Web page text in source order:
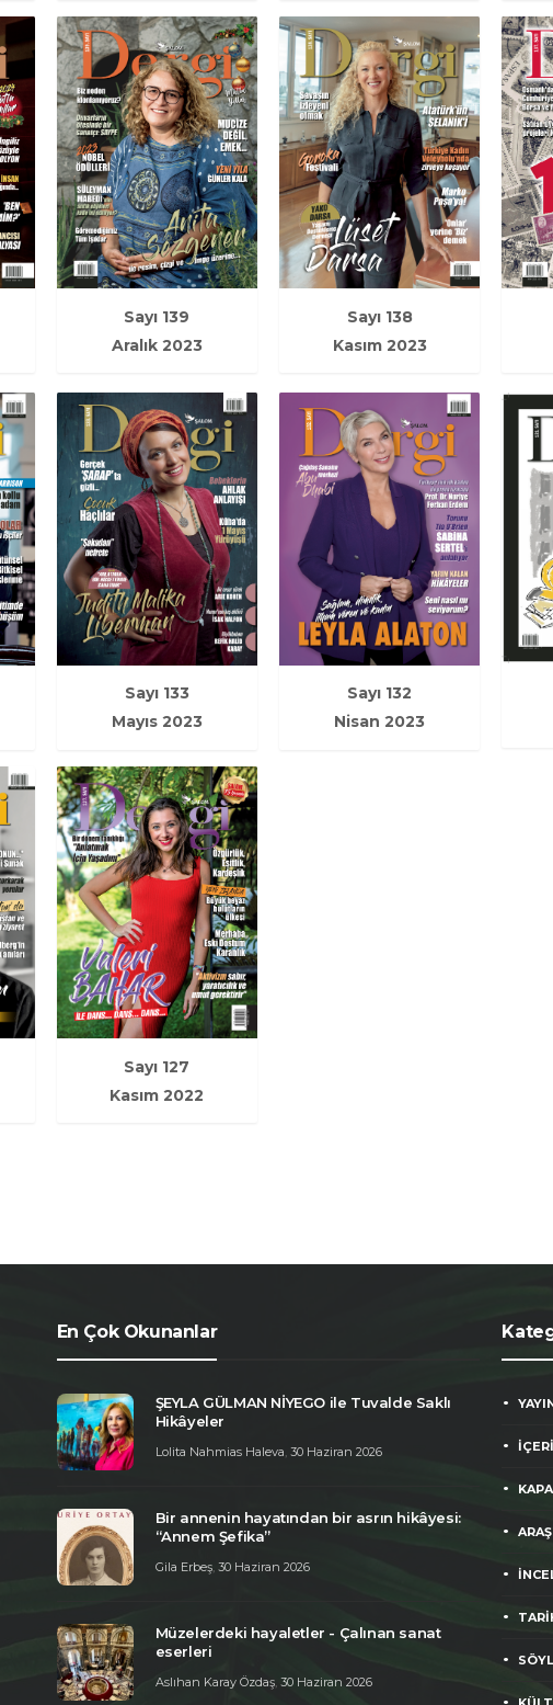
Sayı 139
Aralık 2023
Sayı 138
Kasım 2023
Sayı 133
Mayıs 2023
Sayı 132
Nisan 2023
Sayı 127
Kasım 2022
En Çok Okunanlar
ŞEYLA GÜLMAN NİYEGO ile Tuvalde Saklı
Hikâyeler
Lolita Nahmias Haleva, 30 Haziran 2026
Bir annenin hayatından bir asrın hikâyesi:
“Annem Şefika”
Gila Erbeş, 30 Haziran 2026
Müzelerdeki hayaletler - Çalınan sanat
eserleri
Aslıhan Karay Özdaş, 30 Haziran 2026